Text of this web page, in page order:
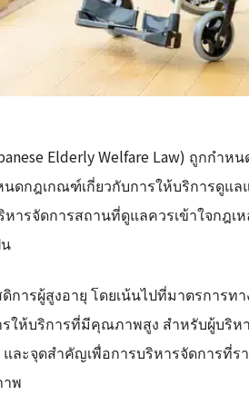
Elderly Welfare Law) ถูกกำห
ดกฎเกณฑ์เกี่ยวกับการให้บริการดูแ
ารจัดการสถานที่ดูแลควรเข้าใจกฎเ
ารผู้สูงอายุ โดยเน้นไปที่มาตรการท
ให้บริการที่มีคุณภาพสูง สำหรับผู้บริห
ละจุดสำคัญเพื่อการบริหารจัดการที่ร
พ